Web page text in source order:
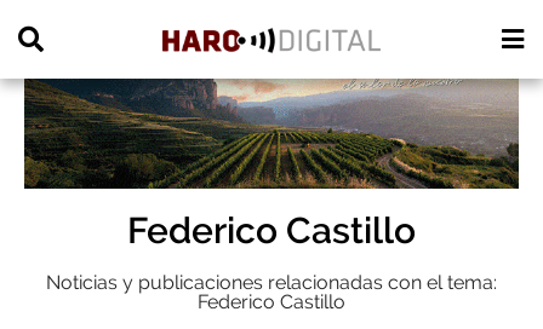
Federico Castillo
Noticias y publicaciones relacionadas con el tema:
Federico Castillo